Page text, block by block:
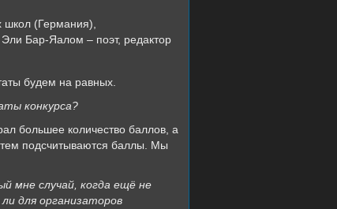
школ (Германия),
Бар-Яалом – поэт, редактор
будем на равных.
конкурса?
большее количество баллов, а
подсчитываются баллы. Мы
мне случай, когда ещё не
для организаторов